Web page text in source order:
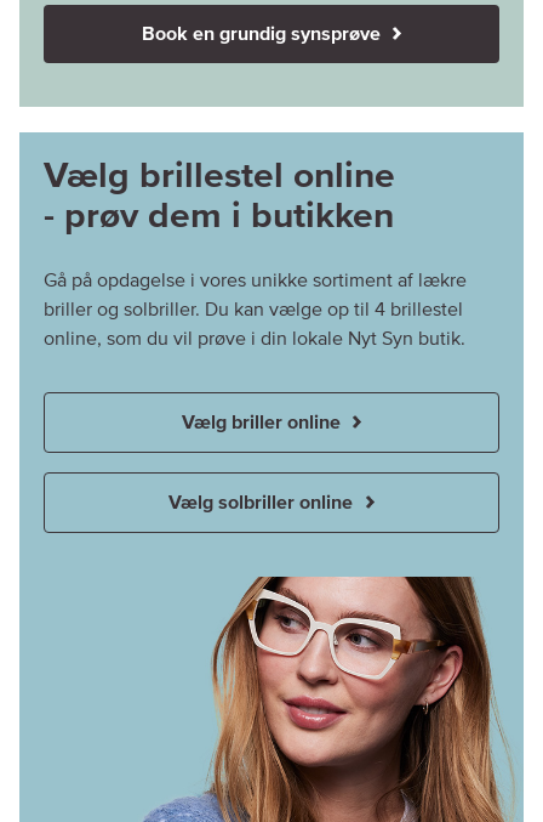
Book en grundig synsprøve
Vælg brillestel online
- prøv dem i butikken
Gå på opdagelse i vores unikke sortiment af lækre
briller og solbriller. Du kan vælge op til 4 brillestel
online, som du vil prøve i din lokale Nyt Syn butik.
Vælg briller online
Vælg solbriller online